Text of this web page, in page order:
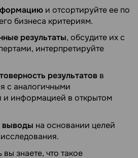
и отсортируйте ее по
бизнеса критериям.
результаты, обсудите их с
интерпретируйте
результатов в
с аналогичными
и информацией в открытом
выводы на основании целей
знаете, что такое